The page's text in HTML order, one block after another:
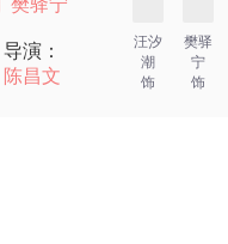
樊驿宁
导演：
陈昌文
汪汐
潮
饰
樊驿
宁
饰